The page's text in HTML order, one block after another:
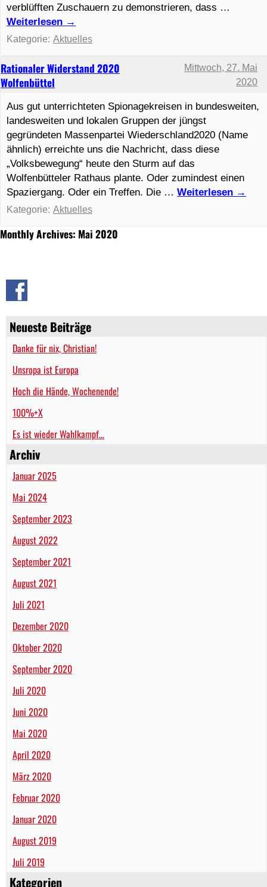
Neueste Beiträge
Danke für nix, Christian!
Unsropa ist Europa
Hoch die Hände, Wochenende!
100%+X
Es ist wieder Wahlkampf…
Archiv
Januar 2025
Mai 2024
September 2023
August 2022
September 2021
August 2021
Juli 2021
Dezember 2020
Oktober 2020
September 2020
Juli 2020
Juni 2020
Mai 2020
April 2020
März 2020
Februar 2020
Januar 2020
August 2019
Juli 2019
Kategorien
Monthly Archives: Mai 2020
Rationaler Widerstand 2020
Wolfenbüttel
Mittwoch, 27. Mai
2020
Aus gut unterrichteten Spionagekreisen in bundesweiten,
landesweiten und lokalen Gruppen der jüngst
gegründeten Massenpartei Wiederschland2020 (Name
ähnlich) erreichte uns die Nachricht, dass diese
„Volksbewegung“ heute den Sturm auf das
Wolfenbütteler Rathaus plante. Oder zumindest einen
Spaziergang. Oder ein Treffen. Die … Weiterlesen →
Kategorie: Aktuelles
verblüfften Zuschauern zu demonstrieren, dass …
Weiterlesen →
Kategorie: Aktuelles